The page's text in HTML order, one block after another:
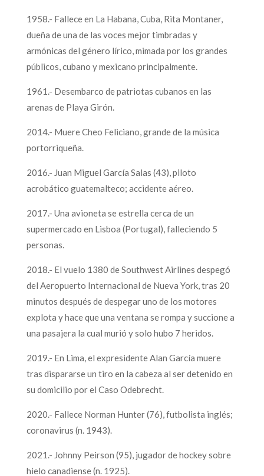
1958.- Fallece en La Habana, Cuba, Rita Montaner,
dueña de una de las voces mejor timbradas y
armónicas del género lírico, mimada por los grandes
públicos, cubano y mexicano principalmente.
1961.- Desembarco de patriotas cubanos en las
arenas de Playa Girón.
2014.- Muere Cheo Feliciano, grande de la música
portorriqueña.
2016.- Juan Miguel García Salas (43), piloto
acrobático guatemalteco; accidente aéreo.
2017.- Una avioneta se estrella cerca de un
supermercado en Lisboa (Portugal), falleciendo 5
personas.
2018.- El vuelo 1380 de Southwest Airlines despegó
del Aeropuerto Internacional de Nueva York, tras 20
minutos después de despegar uno de los motores
explota y hace que una ventana se rompa y succione a
una pasajera la cual murió y solo hubo 7 heridos.
2019.- En Lima, el expresidente Alan García muere
tras dispararse un tiro en la cabeza al ser detenido en
su domicilio por el Caso Odebrecht.
2020.- Fallece Norman Hunter (76), futbolista inglés;
coronavirus (n. 1943).
2021.- Johnny Peirson (95), jugador de hockey sobre
hielo canadiense (n. 1925).